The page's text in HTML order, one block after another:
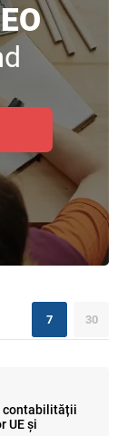
7 30
contabilității
UE și